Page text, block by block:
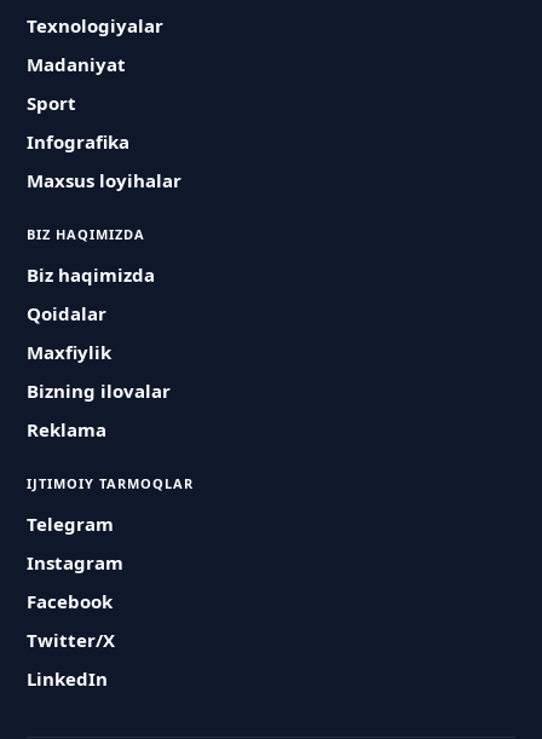
Texnologiyalar
Madaniyat
Sport
Infografika
Maxsus loyihalar
BIZ HAQIMIZDA
Biz haqimizda
Qoidalar
Maxfiylik
Bizning ilovalar
Reklama
IJTIMOIY TARMOQLAR
Telegram
Instagram
Facebook
Twitter/X
LinkedIn